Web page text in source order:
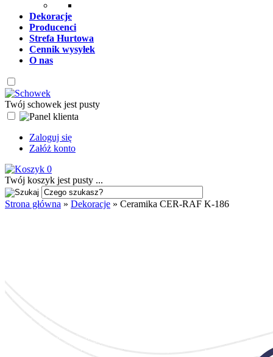
Dekoracje
Producenci
Strefa Hurtowa
Cennik wysyłek
O nas
Twój schowek jest pusty
Zaloguj się
Załóż konto
0
Twój koszyk jest pusty ...
Strona główna » Dekoracje » Ceramika CER-RAF K-186